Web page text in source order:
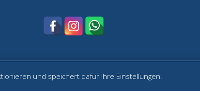
und speichert dafür Ihre Einstellungen.